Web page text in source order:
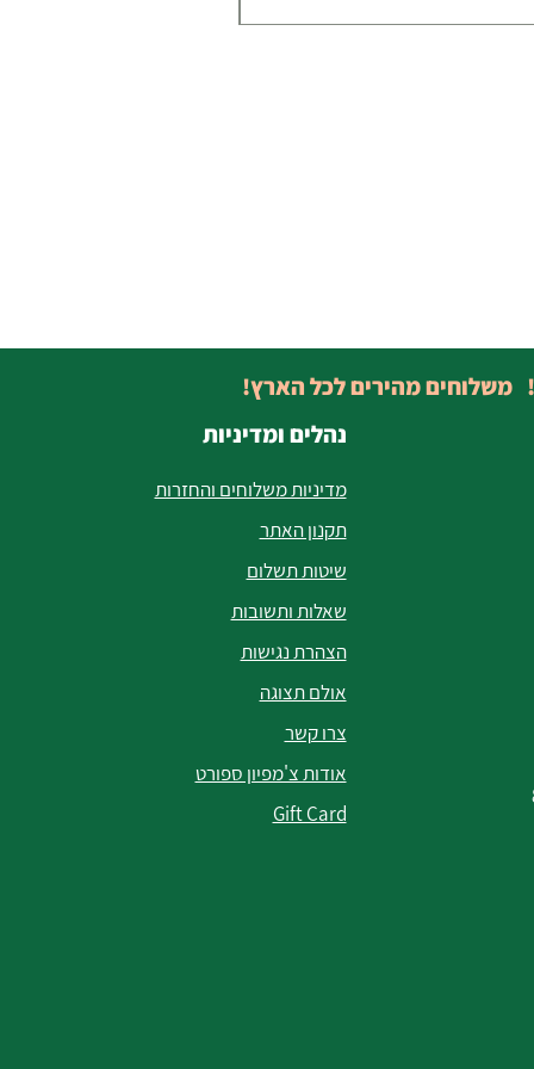
נהלים ומדיניות
מדיניות משלוחים והחזרות
תקנון האתר
שיטות תשלום
שאלות ותשובות
הצהרת נגישות
אולם תצוגה
צרו קשר
אודות צ'מפיון ספורט
Gift Card
! משלוחים מהירים לכל הארץ!